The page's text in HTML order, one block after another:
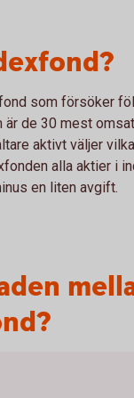
som försöker
de 30 mest
aktivt väljer
alla aktier i
en liten avgift.